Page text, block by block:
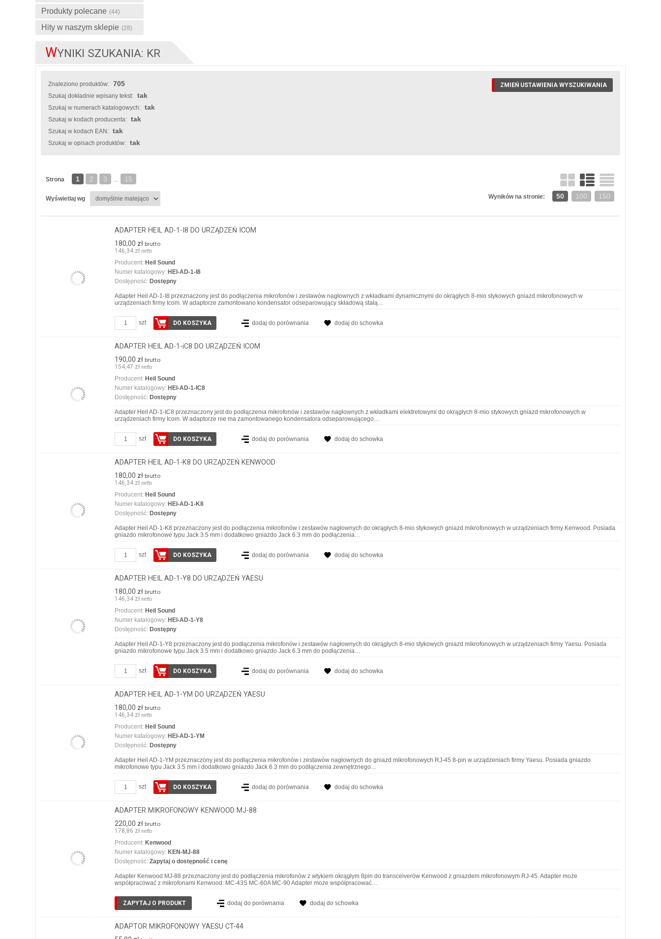
Produkty polecane (44)
Hity w naszym sklepie (28)
WYNIKI SZUKANIA: KR
ZMIEŃ USTAWIENIA WYSZUKIWANIA
Znaleziono produktów: 705
Szukaj dokładnie wpisany tekst: tak
Szukaj w numerach katalogowych: tak
Szukaj w kodach producenta: tak
Szukaj w kodach EAN: tak
Szukaj w opisach produktów: tak
Strona 1 2 3 ... 15
Wyświetlaj wg Wyników na stronie: 50 100 150
ADAPTER HEIL AD-1-I8 DO URZĄDZEŃ ICOM
180,00 zł brutto
146,34 zł netto
Producent: Heil Sound
Numer katalogowy: HEI-AD-1-I8
Dostępność: Dostępny
Adapter Heil AD-1-I8 przeznaczony jest do podłączenia mikrofonów i zestawów nagłownych z wkładkami dynamicznymi do okrągłych 8-mio stykowych gniazd mikrofonowych w
urządzeniach firmy Icom. W adaptorze zamontowano kondensator odseparowujący składową stałą…
szt DO KOSZYKA dodaj do porównania dodaj do schowka
ADAPTER HEIL AD-1-iC8 DO URZĄDZEŃ ICOM
190,00 zł brutto
154,47 zł netto
Producent: Heil Sound
Numer katalogowy: HEI-AD-1-IC8
Dostępność: Dostępny
Adapter Heil AD-1-IC8 przeznaczony jest do podłączenia mikrofonów i zestawów nagłownych z wkładkami elektretowymi do okrągłych 8-mio stykowych gniazd mikrofonowych w
urządzeniach firmy Icom. W adaptorze nie ma zamontowanego kondensatora odseparowującego…
szt DO KOSZYKA dodaj do porównania dodaj do schowka
ADAPTER HEIL AD-1-K8 DO URZĄDZEŃ KENWOOD
180,00 zł brutto
146,34 zł netto
Producent: Heil Sound
Numer katalogowy: HEI-AD-1-K8
Dostępność: Dostępny
Adapter Heil AD-1-K8 przeznaczony jest do podłączenia mikrofonów i zestawów nagłownych do okrągłych 8-mio stykowych gniazd mikrofonowych w urządzeniach firmy Kenwood. Posiada
gniazdo mikrofonowe typu Jack 3.5 mm i dodatkowo gniazdo Jack 6.3 mm do podłączenia…
szt DO KOSZYKA dodaj do porównania dodaj do schowka
ADAPTER HEIL AD-1-Y8 DO URZĄDZEŃ YAESU
180,00 zł brutto
146,34 zł netto
Producent: Heil Sound
Numer katalogowy: HEI-AD-1-Y8
Dostępność: Dostępny
Adapter Heil AD-1-Y8 przeznaczony jest do podłączenia mikrofonów i zestawów nagłownych do okrągłych 8-mio stykowych gniazd mikrofonowych w urządzeniach firmy Yaesu. Posiada
gniazdo mikrofonowe typu Jack 3.5 mm i dodatkowo gniazdo Jack 6.3 mm do podłączenia…
szt DO KOSZYKA dodaj do porównania dodaj do schowka
ADAPTER HEIL AD-1-YM DO URZĄDZEŃ YAESU
180,00 zł brutto
146,34 zł netto
Producent: Heil Sound
Numer katalogowy: HEI-AD-1-YM
Dostępność: Dostępny
Adapter Heil AD-1-YM przeznaczony jest do podłączenia mikrofonów i zestawów nagłownych do gniazd mikrofonowych RJ-45 8-pin w urządzeniach firmy Yaesu. Posiada gniazdo
mikrofonowe typu Jack 3.5 mm i dodatkowo gniazdo Jack 6.3 mm do podłączenia zewnętrznego…
szt DO KOSZYKA dodaj do porównania dodaj do schowka
ADAPTER MIKROFONOWY KENWOOD MJ-88
220,00 zł brutto
178,86 zł netto
Producent: Kenwood
Numer katalogowy: KEN-MJ-88
Dostępność: Zapytaj o dostępność i cenę
Adapter Kenwood MJ-88 przeznaczony jest do podłączenia mikrofonów z wtykiem okrągłym 8pin do transceiverów Kenwood z gniazdem mikrofonowym RJ-45. Adapter może
współpracować z mikrofonami Kenwood: MC-43S MC-60A MC-90 Adapter może współpracować…
ZAPYTAJ O PRODUKT dodaj do porównania dodaj do schowka
ADAPTOR MIKROFONOWY YAESU CT-44